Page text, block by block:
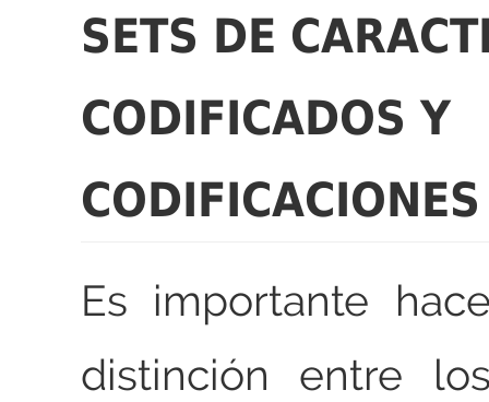
SETS DE
CODIFICADOS Y
CODIFICACIONES
Es importante
distinción entre